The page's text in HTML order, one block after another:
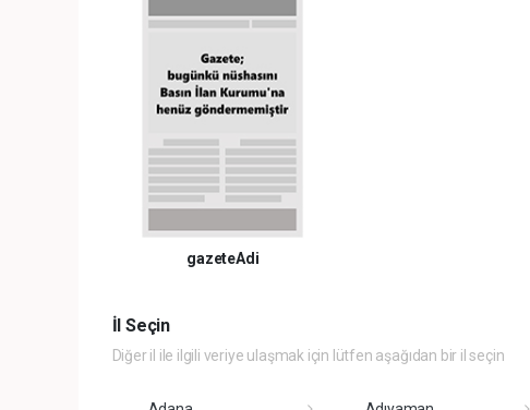
gazeteAdi
İl Seçin
Diğer il ile ilgili veriye ulaşmak için lütfen aşağıdan bir il seçin